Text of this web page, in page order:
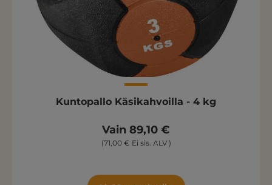
Kuntopallo Käsikahvoilla - 4 kg
Vain 89,10 €
(71,00 € Ei sis. ALV )